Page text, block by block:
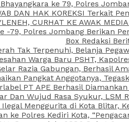
ke 79, Polres
DAN HAK KOREKSI Terkait
CURHAT KE AWAK
-79, Polres Jombang Berikan
Box Redaksi
Tak Terpenuhi, Belanja
Warga Baru PSHT,
Razia Gabungan, Berhasil
Pangkat Anggotanya,
PT APE Berhasil
Dan Wujud Rasa Syukur, LSM
Ilegal Menggurita di Kota Blitar,
ke Polres Kediri Kota,